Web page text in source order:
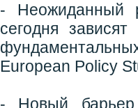
- Неожиданный
сегодня
European Policy
- Новый барьер